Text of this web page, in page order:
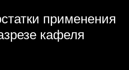
применения
кафеля